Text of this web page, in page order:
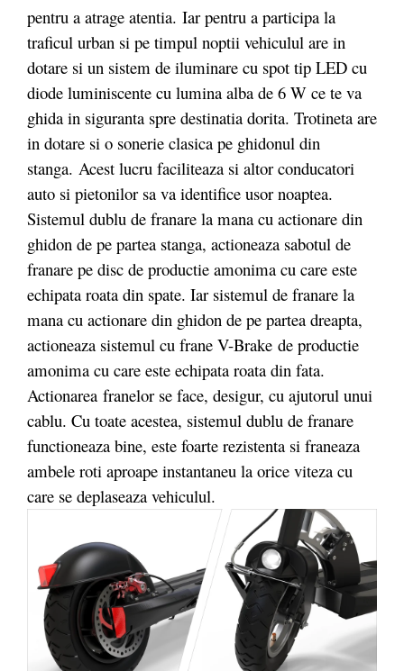
pentru a atrage atentia. Iar pentru a participa la
traficul urban si pe timpul noptii vehiculul are in
dotare si un sistem de iluminare cu spot tip LED cu
diode luminiscente cu lumina alba de 6 W ce te va
ghida in siguranta spre destinatia dorita. Trotineta are
in dotare si o sonerie clasica pe ghidonul din
stanga. Acest lucru faciliteaza si altor conducatori
auto si pietonilor sa va identifice usor noaptea.
Sistemul dublu de franare la mana cu actionare din
ghidon de pe partea stanga, actioneaza sabotul de
franare pe disc de productie amonima cu care este
echipata roata din spate. Iar sistemul de franare la
mana cu actionare din ghidon de pe partea dreapta,
actioneaza sistemul cu frane V-Brake de productie
amonima cu care este echipata roata din fata.
Actionarea franelor se face, desigur, cu ajutorul unui
cablu. Cu toate acestea, sistemul dublu de franare
functioneaza bine, este foarte rezistenta si franeaza
ambele roti aproape instantaneu la orice viteza cu
care se deplaseaza vehiculul.